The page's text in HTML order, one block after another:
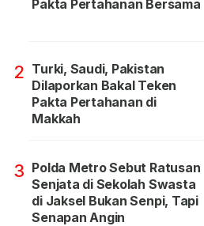
Pakta Pertahanan Bersama
2 Turki, Saudi, Pakistan
Dilaporkan Bakal Teken
Pakta Pertahanan di
Makkah
3 Polda Metro Sebut Ratusan
Senjata di Sekolah Swasta
di Jaksel Bukan Senpi, Tapi
Senapan Angin